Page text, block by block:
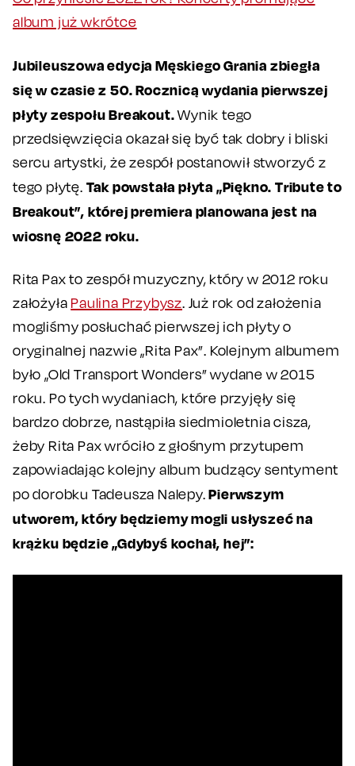
album już wkrótce
Jubileuszowa edycja Męskiego Grania zbiegła
się w czasie z 50. Rocznicą wydania pierwszej
płyty zespołu Breakout.Wynik tego
przedsięwzięcia okazał się być tak dobry i bliski
sercu artystki, że zespół postanowił stworzyć z
tego płytę. Tak powstała płyta „Piękno. Tribute to
Breakout”, której premiera planowana jest na
wiosnę 2022 roku.
Rita Pax to zespół muzyczny, który w 2012 roku
założyła Paulina Przybysz. Już rok od założenia
mogliśmy posłuchać pierwszej ich płyty o
oryginalnej nazwie „Rita Pax”. Kolejnym albumem
było „Old Transport Wonders” wydane w 2015
roku. Po tych wydaniach, które przyjęły się
bardzo dobrze, nastąpiła siedmioletnia cisza,
żeby Rita Pax wróciło z głośnym przytupem
zapowiadając kolejny album budzący sentyment
po dorobku Tadeusza Nalepy.Pierwszym
utworem, który będziemy mogli usłyszeć na
krążku będzie „Gdybyś kochał, hej”: